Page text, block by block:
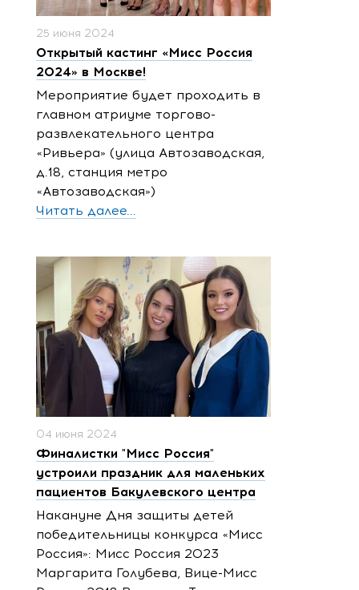
25 июня 2024
Открытый кастинг «Мисс Россия
2024» в Москве!
Мероприятие будет проходить в
главном атриуме торгово-
развлекательного центра
«Ривьера» (улица Автозаводская,
д.18, станция метро
«Автозаводская»)
Читать далее...
04 июня 2024
Финалистки "Мисс Россия"
устроили праздник для маленьких
пациентов Бакулевского центра
Накануне Дня защиты детей
победительницы конкурса «Мисс
Россия»: Мисс Россия 2023
Маргарита Голубева, Вице-Мисс